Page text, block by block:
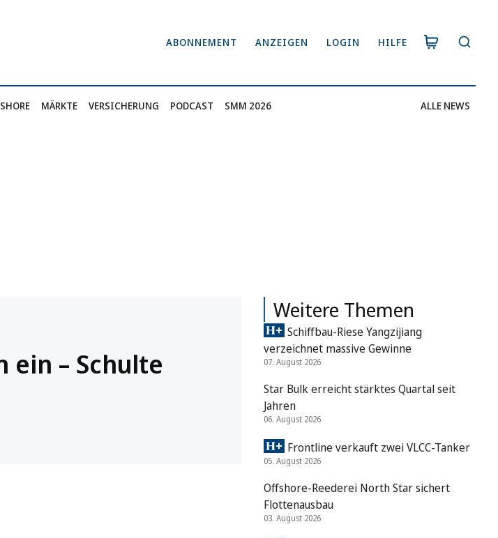
ABONNEMENT ANZEIGEN LOGIN HILFE
MÄRKTE VERSICHERUNG PODCAST SMM 2026 ALLE NEWS
ein – Schulte
Weitere Themen
Schiffbau-Riese Yangzijiang
verzeichnet massive Gewinne
07. August 2026
Star Bulk erreicht stärktes Quartal seit
Jahren
06. August 2026
Frontline verkauft zwei VLCC-Tanker
05. August 2026
Offshore-Reederei North Star sichert
Flottenausbau
03. August 2026